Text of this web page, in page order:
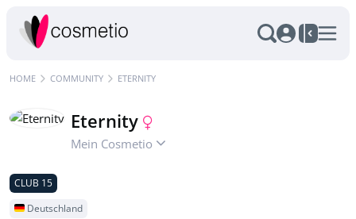
HOME COMMUNITY ETERNITY
Eternity
Mein Cosmetio
CLUB 15
Deutschland